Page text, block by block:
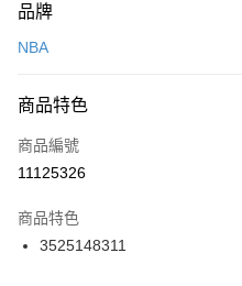
台灣樂天信用卡公司
【關於「AFTEE先享後付」】
便利好安心！
３．安心：先確認商品／服務後，再
【「AFTEE先享後付」結帳流程】
１．於結帳方式選擇「AFTEE先享
２．訂單成立數日內，您將收到繳費
３．收到繳費通知簡訊後14天內，
ATM／網路銀行／等多元方式進行付
運送方式
每筆NT$100，滿NT$1,500(含以
宅配
每筆NT$100，滿NT$1,500(含以
付款後門市自取
每筆NT$100，滿NT$1,500(含以
品牌
NBA
商品特色
商品編號
11125326
商品特色
3525148311